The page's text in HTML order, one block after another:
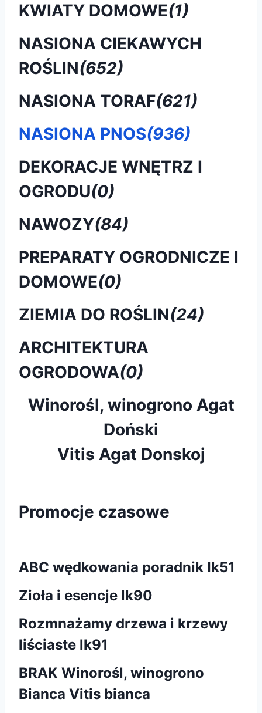
KWIATY DOMOWE(1)
NASIONA CIEKAWYCH
ROŚLIN(652)
NASIONA TORAF(621)
NASIONA PNOS(936)
DEKORACJE WNĘTRZ I
OGRODU(0)
NAWOZY(84)
PREPARATY OGRODNICZE I
DOMOWE(0)
ZIEMIA DO ROŚLIN(24)
ARCHITEKTURA
OGRODOWA(0)
Winorośl, winogrono Agat
Doński
Vitis Agat Donskoj
Promocje czasowe
ABC wędkowania poradnik Ik51
Zioła i esencje lk90
Rozmnażamy drzewa i krzewy
liściaste lk91
BRAK Winorośl, winogrono
Bianca Vitis bianca